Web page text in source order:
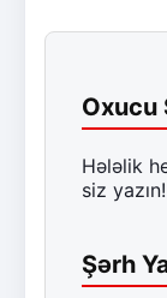
Oxucu
Hələlik
siz yazın!
Şərh